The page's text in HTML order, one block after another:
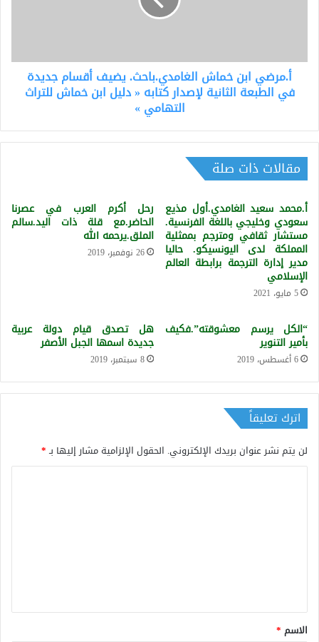
الطبعة
الثانية
لإصدار
دليل
خماش
للتراث
»
أ.مرضي ابن خماش الغامدي.باحث. يضيف أقسام جديدة
في الطبعة الثانية لإصدار كتابه « دليل ابن خماش للتراث
التهامي »
مقالات ذات صلة
أ.محمد سعيد الغامدي.أول مذيع
سعودي وخليجي باللغة الفرنسية.
مستشار ثقافي ومترجم بممثلية
المملكة لدى اليونسيكو. حاليا
مدير إدارة الترجمة برابطة العالم
الإسلامي
5 مايو، 2021
رحل أكرم العرب في عصرنا
الحاضر.مع قلة ذات اليد.سالم
الملق.يرحمه الله
26 نوفمبر، 2019
“الكل يرسم معشوقته”.فكيف
بأمير التنوير
6 أغسطس، 2019
هل تصدق قيام دولة عربية
جديدة اسمها الجبل الأصفر
8 سبتمبر، 2019
اترك تعليقاً
لن يتم نشر عنوان بريدك الإلكتروني. الحقول الإلزامية مشار إليها بـ*
*
الاسم *